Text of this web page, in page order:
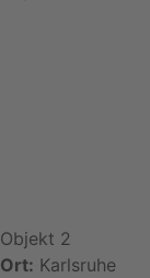
Objekt 2
Ort: Karlsruhe